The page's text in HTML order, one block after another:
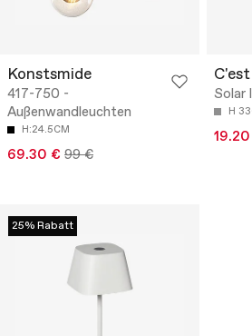
Konstsmide
417-750 -
Außenwandleuchten
H:24.5CM
69.30 € 99 €
Solar
H
25% Rabatt